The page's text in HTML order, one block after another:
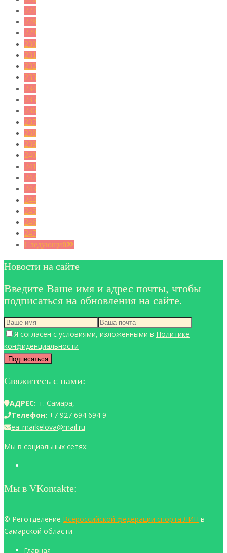
227
228
229
230
231
232
233
234
235
236
237
238
239
240
241
242
243
244
245
246
247
Следующий
Новости на сайте
Введите Ваше имя и адрес почты, чтобы
подписаться на обновления на сайте.
Я согласен с условиями, изложенными в Политике
конфиденциальности
Свяжитесь с нами:
АДРЕС: г. Самара,
Телефон: +7 927 694 694 9
ea_markelova@mail.ru
Мы в социальных сетях:
Мы в VKontakte:
© Реготделение Всероссийской федерации спорта ЛИН в
Самарской области
Главная